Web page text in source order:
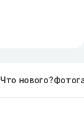
Что нового?